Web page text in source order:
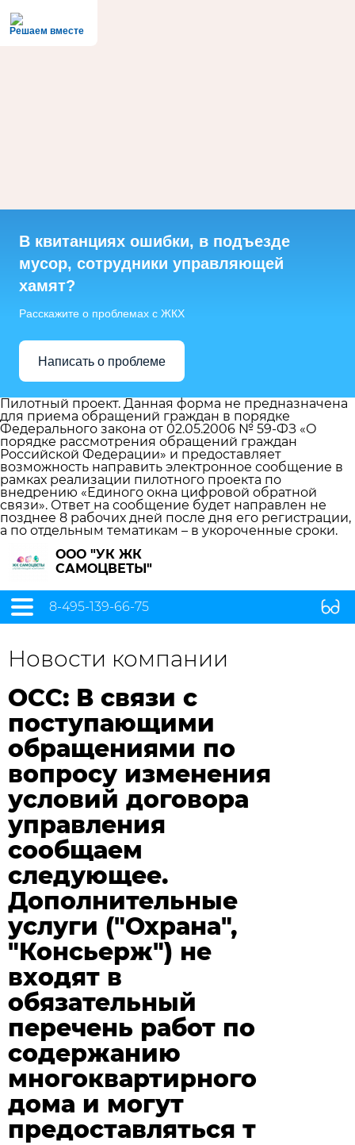
Решаем вместе
В квитанциях ошибки, в подъезде
мусор, сотрудники управляющей
хамят?
Расскажите о проблемах с ЖКХ
Написать о проблеме
Пилотный проект. Данная форма не предназначена
для приема обращений граждан в порядке
Федерального закона от 02.05.2006 № 59-ФЗ «О
порядке рассмотрения обращений граждан
Российской Федерации» и предоставляет
возможность направить электронное сообщение в
рамках реализации пилотного проекта по
внедрению «Единого окна цифровой обратной
связи». Ответ на сообщение будет направлен не
позднее 8 рабочих дней после дня его регистрации,
а по отдельным тематикам – в укороченные сроки.
ООО "УК ЖК
САМОЦВЕТЫ"
8-495-139-66-75
Новости компании
ОСС: В связи с
поступающими
обращениями по
вопросу изменения
условий договора
управления
сообщаем
следующее.
Дополнительные
услуги ("Охрана",
"Консьерж") не
входят в
обязательный
перечень работ по
содержанию
многоквартирного
дома и могут
предоставляться т